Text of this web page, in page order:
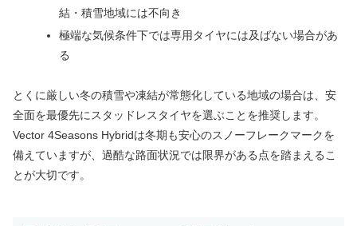
結・積雪地域には不向き
極端な気候条件下では専用タイヤには及ばない場合があ
る
とくに厳しい冬の積雪や凍結が常態化している地域の場合は、安
全面を最優先にスタッドレスタイヤを選ぶことを推奨します。
Vector 4Seasons Hybridは冬期も安心のスノーフレークマークを
備えていますが、過酷な路面状況では限界がある点を踏まえるこ
とが大切です。